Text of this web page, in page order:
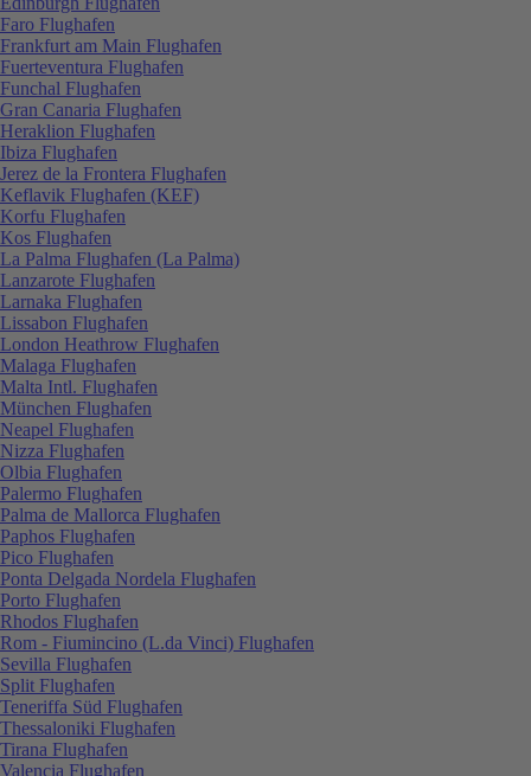
Faro Flughafen
Frankfurt am Main Flughafen
Fuerteventura Flughafen
Funchal Flughafen
Gran Canaria Flughafen
Heraklion Flughafen
Ibiza Flughafen
Jerez de la Frontera Flughafen
Keflavik Flughafen (KEF)
Korfu Flughafen
Kos Flughafen
La Palma Flughafen (La Palma)
Lanzarote Flughafen
Larnaka Flughafen
Lissabon Flughafen
London Heathrow Flughafen
Malaga Flughafen
Malta Intl. Flughafen
München Flughafen
Neapel Flughafen
Nizza Flughafen
Olbia Flughafen
Palermo Flughafen
Palma de Mallorca Flughafen
Paphos Flughafen
Pico Flughafen
Ponta Delgada Nordela Flughafen
Porto Flughafen
Rhodos Flughafen
Rom - Fiumincino (L.da Vinci) Flughafen
Sevilla Flughafen
Split Flughafen
Teneriffa Süd Flughafen
Thessaloniki Flughafen
Tirana Flughafen
Valencia Flughafen